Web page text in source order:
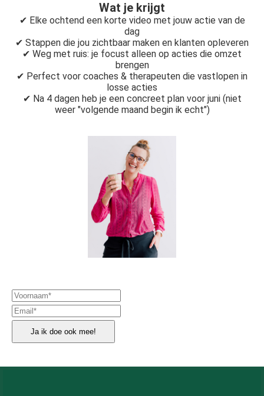
Wat je krijgt
✔ Elke ochtend een korte video met jouw actie van de
dag
✔ Stappen die jou zichtbaar maken en klanten opleveren
✔ Weg met ruis: je focust alleen op acties die omzet
brengen
✔ Perfect voor coaches & therapeuten die vastlopen in
losse acties
✔ Na 4 dagen heb je een concreet plan voor juni (niet
weer "volgende maand begin ik echt")
Ja ik doe ook mee!